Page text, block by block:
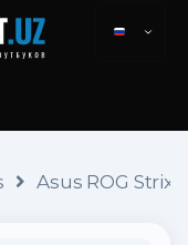
Asus ROG Strix